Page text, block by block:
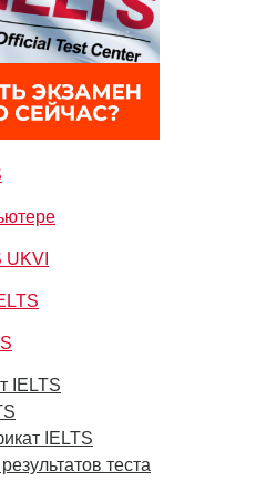
UKVI
IELTS
IELTS
теста